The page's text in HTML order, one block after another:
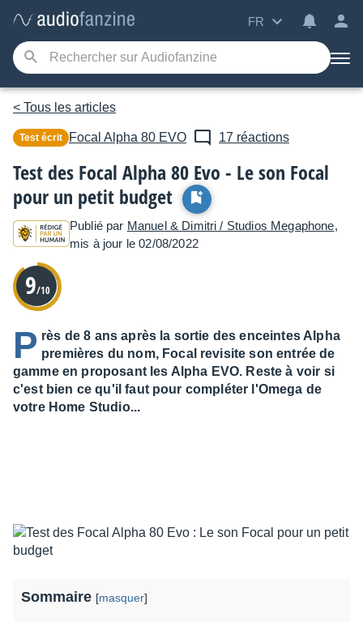
FR
< Tous les articles
Test écrit Focal Alpha 80 EVO 17 réactions
Test des Focal Alpha 80 Evo - Le son Focal
pour un petit budget
Publié par Manuel & Dimitri / Studios Megaphone,
mis à jour le 02/08/2022
9/10
P rès de 8 ans après la sortie des enceintes Alpha
premières du nom, Focal revisite son entrée de
gamme en proposant les Alpha EVO. Reste à voir si
c'est bien ce qu'il faut pour compléter l'Omega de
votre Home Studio...
Sommaire [masquer]